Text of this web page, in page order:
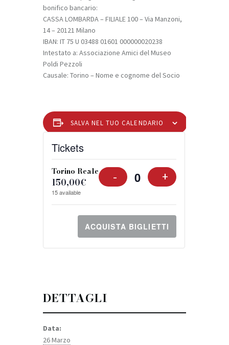
bonifico bancario:
CASSA LOMBARDA – FILIALE 100 – Via Manzoni,
14 – 20121 Milano
IBAN: IT 75 U 03488 01601 000000020238
Intestato a: Associazione Amici del Museo
Poldi Pezzoli
Causale: Torino – Nome e cognome del Socio
SALVA NEL TUO CALENDARIO
DETTAGLI
Data:
26 Marzo
Tickets
Torino Reale
150,00€
15available
-
Q
a
n
t
+
ACQUISTA BIGLIETTI